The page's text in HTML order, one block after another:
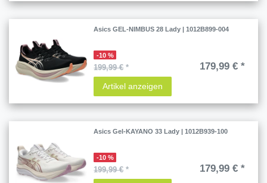
Asics GEL-NIMBUS 28 Lady | 1012B899-004
-10 %
199,99 €* 179,99 € *
Artikel anzeigen
Asics Gel-KAYANO 33 Lady | 1012B939-100
-10 %
199,99 €* 179,99 € *